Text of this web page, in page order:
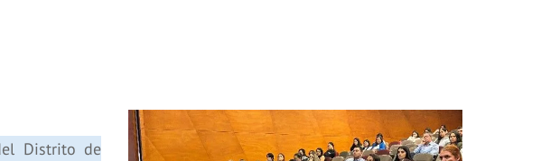
Distrito de